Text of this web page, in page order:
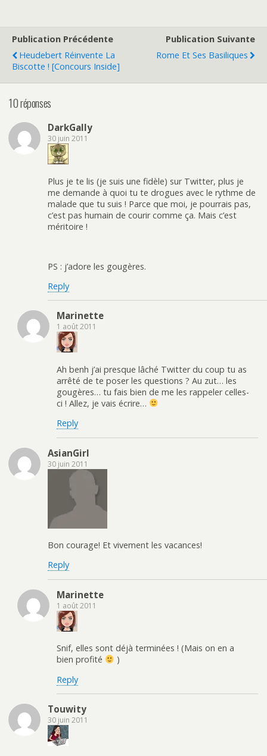
Publication Précédente
Heudebert Réinvente La
Biscotte ! [Concours Inside]
Publication Suivante
Rome Et Ses Basiliques
10 réponses
DarkGally
30 juin 2011
Plus je te lis (je suis une fidèle) sur Twitter, plus je
me demande à quoi tu te drogues avec le rythme de
malade que tu suis ! Parce que moi, je pourrais pas,
c’est pas humain de courir comme ça. Mais c’est
méritoire !
PS : j’adore les gougères.
Reply
Marinette
1 août 2011
Ah benh j’ai presque lâché Twitter du coup tu as
arrêté de te poser les questions ? Au zut… les
gougères… tu fais bien de me les rappeler celles-
ci ! Allez, je vais écrire…
Reply
AsianGirl
30 juin 2011
Bon courage! Et vivement les vacances!
Reply
Marinette
1 août 2011
Snif, elles sont déjà terminées ! (Mais on en a
bien profité
)
Reply
Touwity
30 juin 2011